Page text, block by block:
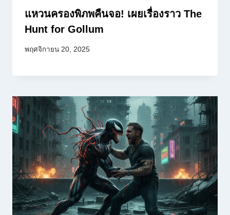
แหวนครองพิภพคืนจอ! เผยเรื่องราว The
Hunt for Gollum
พฤศจิกายน 20, 2025